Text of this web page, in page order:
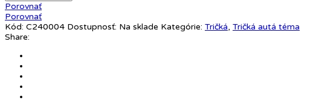
Porovnať
Porovnať
Kód: C240004 Dostupnosť: Na sklade Kategórie: Tričká, Tričká autá téma
Share: